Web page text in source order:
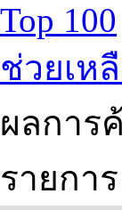
Top 100
ช่วยเห
ผลการ
รายการ